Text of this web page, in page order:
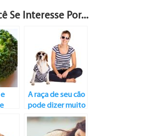
Se Interesse Por...
A raça de seu cão
pode dizer muito
sobre você